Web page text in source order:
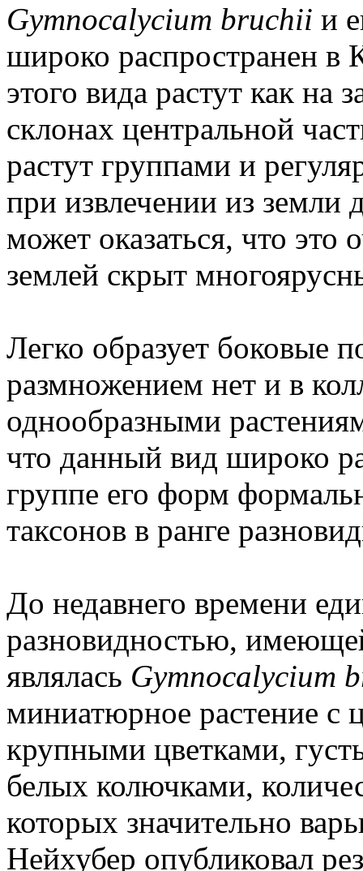
Gymnocalycium bruchii и
широко распространен в
этого вида растут как на
склонах центральной
растут группами и
при извлечении из земли
может оказаться, что это
землей скрыт
Легко образует боковые
размножением нет и в
однообразными
что данный вид широко
группе его форм
таксонов в ранге
До недавнего времени
разновидностью,
являлась Gymnocalycium
миниатюрное растение с
крупными цветками,
белых колючками,
которых значительно
Нейхубер опубликовал